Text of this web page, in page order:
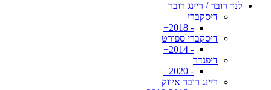
לנד רובר / ריינג רובר
דיסקברי
- 2018+
דיסקברי ספורט
- 2014+
דיפנדר
- 2020+
ריינג רובר איווק